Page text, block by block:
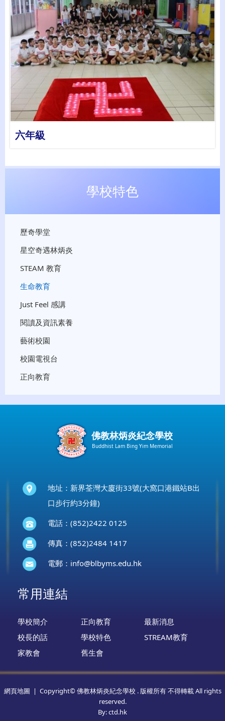
六年級
詳情
學校特色
歷奇學堂
星空奇遇林炳炎
STEAM 教育
生命教育
Just Feel 感講
閱讀及資訊素養
藝術校園
校園電視台
正向教育
佛教林炳炎紀念學校
Buddhist Lam Bing Yim Memorial
地址：新界荃灣大廈街33號(大窩口港鐵站B出
口步行約3分鐘)
電話：(852)2422 0125
傳真：(852)2484 1417
電郵： info@blbyms.edu.hk
常用連結
學校簡介 正向教育
最新消息
校長的話
學校特色
STREAM教育
家教會
舊生會
網頁地圖 | Copyright© 佛教林炳炎紀念學校 . 版權所有 不得轉載 All rights
reserved.
By: ctd.hk